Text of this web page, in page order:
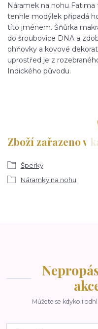
Náramek na nohu
tenhle modýlek připadá
títo jménem. Šňůrka
do šroubovice DNA a
ohňovky a kovové
uprostřed je z
Indického původu.
Zboží zařazeno v
Šperky
Náramky na nohu
Můžete se kdykoli